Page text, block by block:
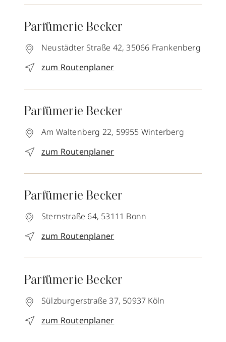
Parfümerie Becker
Neustädter Straße 42, 35066 Frankenberg
zum Routenplaner
Parfümerie Becker
Am Waltenberg 22, 59955 Winterberg
zum Routenplaner
Parfümerie Becker
Sternstraße 64, 53111 Bonn
zum Routenplaner
Parfümerie Becker
Sülzburgerstraße 37, 50937 Köln
zum Routenplaner